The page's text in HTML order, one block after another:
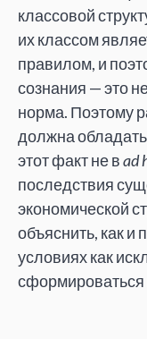
классовой
их классом
правилом, и
сознания — это
норма. Поэтому
должна
этот факт не вad
последствия
экономической
объяснить, как
условиях как
сформироваться